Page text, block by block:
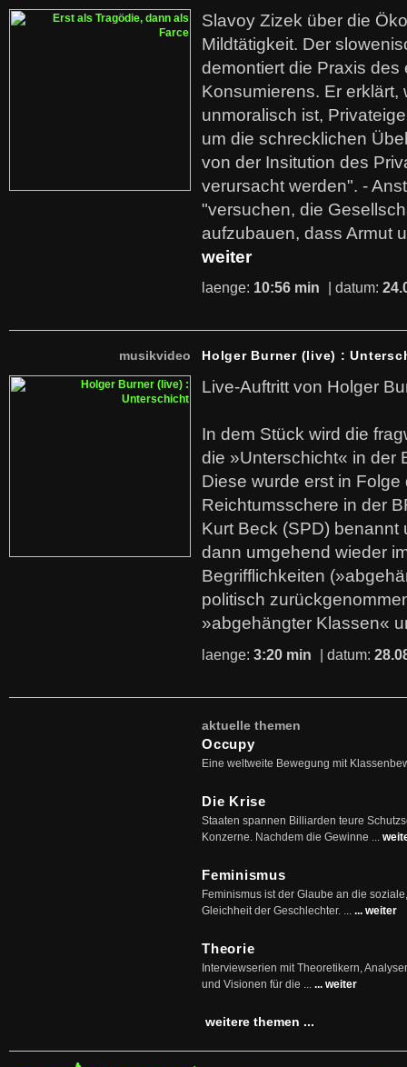
Slavoy Zizek über die
Mildtätigkeit. Der
demontiert die Praxis des
Konsumierens. Er erklärt,
unmoralisch ist,
um die schrecklichen
von der Insitution des
verursacht werden". -
"versuchen, die
aufzubauen, dass Armut
weiter
laenge: 10:56 min | datum:
musikvideo Holger Burner (live) :
Live-Auftritt von Holger
In dem Stück wird die
die »Unterschicht« in der
Diese wurde erst in
Reichtumsschere in der
Kurt Beck (SPD)
dann umgehend wieder
Begrifflichkeiten
politisch
»abgehängter Klassen«
laenge: 3:20 min | datum:
aktuelle themen
Occupy
Eine weltweite Bewegung mit
Die Krise
Staaten spannen Billiarden teure
Konzerne. Nachdem die Gewinne ...
Feminismus
Feminismus ist der Glaube an die
Gleichheit der Geschlechter. ... ... weiter
Theorie
Interviewserien mit Theoretikern,
und Visionen für die ... ... weiter
weitere themen ...